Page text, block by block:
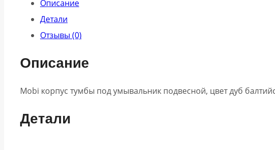
Описание
Детали
Отзывы (0)
Описание
Mobi корпус тумбы под умывальник подвесной, цвет дуб
Детали